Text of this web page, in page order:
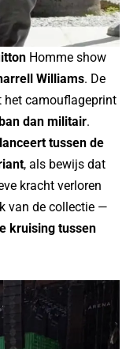
Homme show
Williams. De
het camouflageprint
dan militair.
tussen de
, als bewijs dat
kracht verloren
van de collectie —
kruising tussen